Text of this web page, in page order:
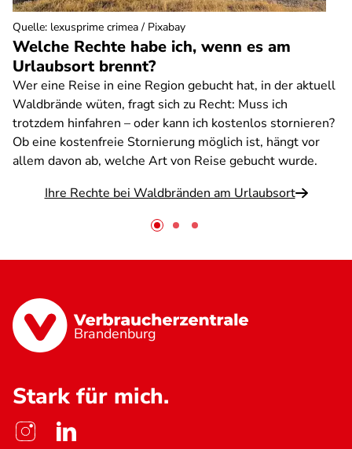
Welche Rechte habe ich, wenn es am
Urlaubsort brennt?
Wer eine Reise in eine Region gebucht hat, in der aktuell
Waldbrände wüten, fragt sich zu Recht: Muss ich
trotzdem hinfahren – oder kann ich kostenlos stornieren?
Ob eine kostenfreie Stornierung möglich ist, hängt vor
allem davon ab, welche Art von Reise gebucht wurde.
Ihre Rechte bei Waldbränden am Urlaubsort
Quelle: lexusprime crimea / Pixabay
Brandenburg
Stark für mich.